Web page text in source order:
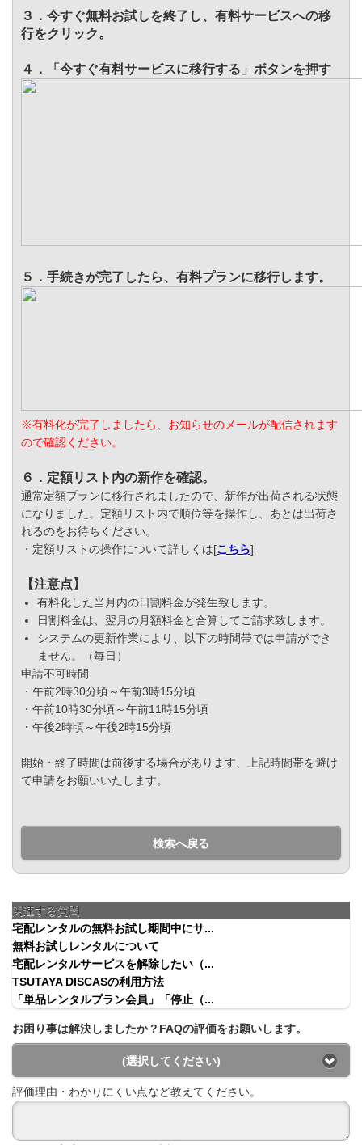
３．今すぐ無料お試しを終了し、有料サービスへの移
行をクリック。
４．「今すぐ有料サービスに移行する」ボタンを押す
５．手続きが完了したら、有料プランに移行します。
※有料化が完了しましたら、お知らせのメールが配信されます
ので確認ください。
６．定額リスト内の新作を確認。
通常定額プランに移行されましたので、新作が出荷される状態
になりました。定額リスト内で順位等を操作し、あとは出荷さ
れるのをお待ちください。
・定額リストの操作について詳しくは[こちら]
【注意点】
有料化した当月内の日割料金が発生致します。
日割料金は、翌月の月額料金と合算してご請求致します。
システムの更新作業により、以下の時間帯では申請ができ
ません。（毎日）
申請不可時間
・午前2時30分頃～午前3時15分頃
・午前10時30分頃～午前11時15分頃
・午後2時頃～午後2時15分頃
開始・終了時間は前後する場合があります、上記時間帯を避け
て申請をお願いいたします。
検索へ戻る
関連する質問
宅配レンタルの無料お試し期間中にサ...
無料お試しレンタルについて
宅配レンタルサービスを解除したい（...
TSUTAYA DISCASの利用方法
「単品レンタルプラン会員」「停止（...
お困り事は解決しましたか？FAQの評価をお願いします。
(選択してください)
評価理由・わかりにくい点など教えてください。